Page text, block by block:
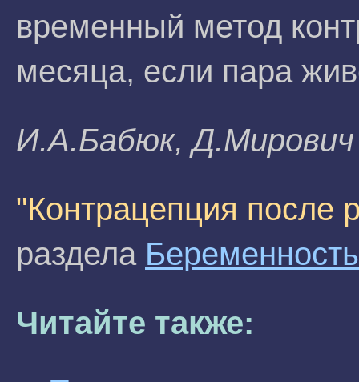
временный метод
месяца, если пара
И.A.Бaбюк, Д.Mиpoвич
"Контрацепция после
раздела Беременность
Читайте также: